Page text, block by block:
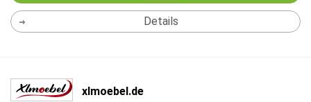
Details
xlmoebel.de